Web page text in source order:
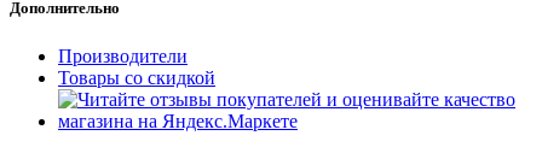
Дополнительно
Производители
Товары со скидкой